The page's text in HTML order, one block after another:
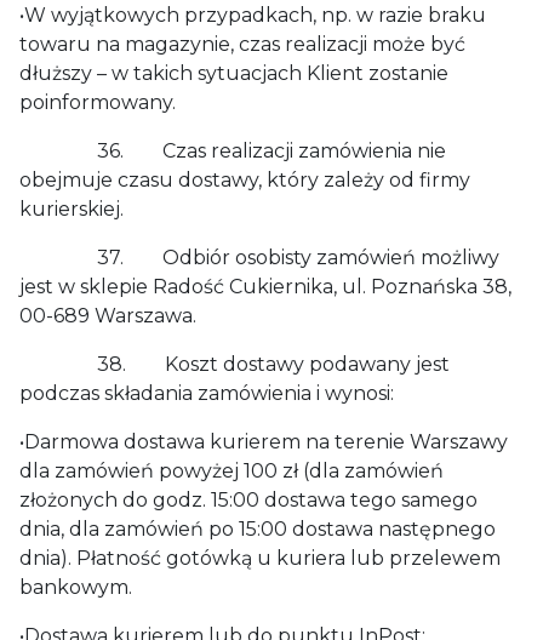
•W wyjątkowych przypadkach, np. w razie braku
towaru na magazynie, czas realizacji może być
dłuższy – w takich sytuacjach Klient zostanie
poinformowany.
36. Czas realizacji zamówienia nie
obejmuje czasu dostawy, który zależy od firmy
kurierskiej.
37. Odbiór osobisty zamówień możliwy
jest w sklepie Radość Cukiernika, ul. Poznańska 38,
00-689 Warszawa.
38. Koszt dostawy podawany jest
podczas składania zamówienia i wynosi:
•Darmowa dostawa kurierem na terenie Warszawy
dla zamówień powyżej 100 zł (dla zamówień
złożonych do godz. 15:00 dostawa tego samego
dnia, dla zamówień po 15:00 dostawa następnego
dnia). Płatność gotówką u kuriera lub przelewem
bankowym.
•Dostawa kurierem lub do punktu InPost: